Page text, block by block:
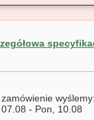
wyślemy:
- Pon, 10.08